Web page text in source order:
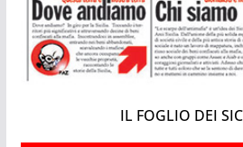
IL FOGLIO DEI